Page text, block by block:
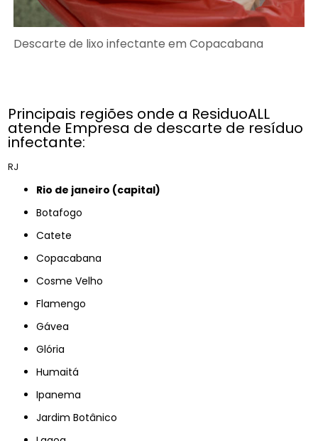
Descarte de lixo infectante em Copacabana
Principais regiões onde a ResiduoALL
atende Empresa de descarte de resíduo
infectante:
RJ
rio de janeiro (capital)
Botafogo
Catete
Copacabana
Cosme Velho
Flamengo
Gávea
Glória
Humaitá
Ipanema
Jardim Botânico